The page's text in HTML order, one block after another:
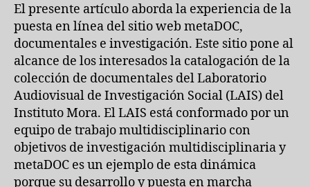
El presente artículo aborda la experiencia de la
puesta en línea del sitio web metaDOC,
documentales e investigación. Este sitio pone al
alcance de los interesados la catalogación de la
colección de documentales del Laboratorio
Audiovisual de Investigación Social (LAIS) del
Instituto Mora. El LAIS está conformado por un
equipo de trabajo multidisciplinario con
objetivos de investigación multidisciplinaria y
metaDOC es un ejemplo de esta dinámica
porque su desarrollo y puesta en marcha